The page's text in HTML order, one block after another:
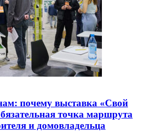
почему выставка «Свой
точка маршрута
и домовладельца